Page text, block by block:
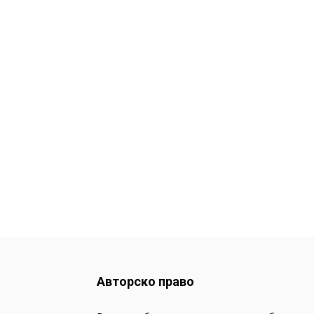
Авторско право